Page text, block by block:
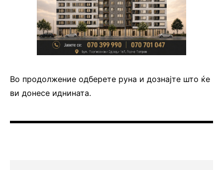
Во продолжение одберете руна и дознајте што ќе
ви донесе иднината.